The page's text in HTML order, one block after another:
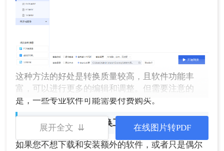
这种方法的好处是转换质量较高，且软件功能丰
富，可以进行更多的编辑和调整。但需要注意的
是，一些专业软件可能需要付费购买。
方法二：使用在线转换工具
如果您不想下载和安装额外的软件，或者只是偶尔
展开全文 ⇊ 在线图片转PDF